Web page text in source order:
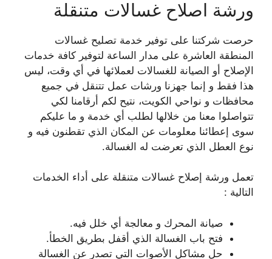
ورشة اصلاح غسالات متنقلة
حرصت شركتنا على توفير خدمة تصليح غسالات
المنطقة العاشرة على مدار الساعة لتوفير كافة خدمات
الإصلاح أو الصيانة للغسالات لعملائها في أي وقت، ليس
هذا فقط و إنما جهزنا ورشات عمل تتنقل في جميع
محافظات و نواحي الكويت، نتيح لكم أرقامنا لكي
تتواصلوا معنا من خلالها لطلب أي خدمة و ما عليكم
سوى إعطائنا معلومات عن المكان الذي تقطنون فيه و
نوع العطل الذي تعرضت له الغسالة.
تعمل ورشة إصلاح غسالات متنقلة على أداء الخدمات
التالية :
صيانة المحرك و معالجة أي خلل فيه.
فتح باب الغسالة الذي أقفل بطريق الخطأ.
حل مشاكل الأصوات التي تصدر عن الغسالة